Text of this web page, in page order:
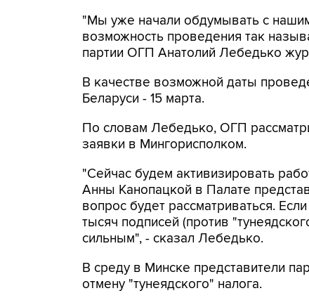
"Мы уже начали обдумывать с
возможность проведения так
партии ОГП Анатолий Лебедько
В качестве возможной даты
Беларуси - 15 марта.
По словам Лебедько, ОГП
заявки в Мингорисполком.
"Сейчас будем активизировать
Анны Канопацкой в Палате
вопрос будет рассматриваться.
тысяч подписей (против
сильным", - сказал Лебедько.
В среду в Минске представители
отмену "тунеядского" налога.